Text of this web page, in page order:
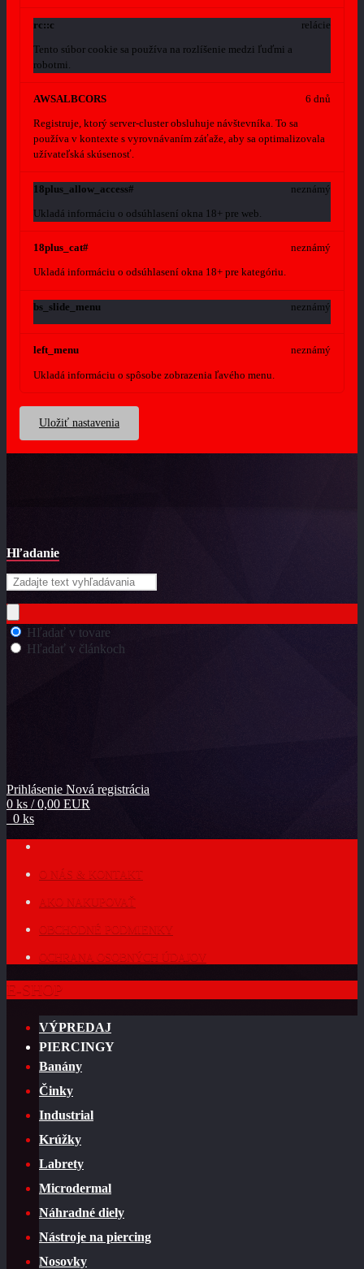
rc::c
Tento súbor cookie sa používa na rozlíšenie medzi ľuďmi a
robotmi.
relácie
AWSALBCORS
Registruje, ktorý server-cluster obsluhuje návštevníka. To sa
používa v kontexte s vyrovnávaním záťaže, aby sa optimalizovala
užívateľská skúsenosť.
6 dnů
18plus_allow_access#
Ukladá informáciu o odsúhlasení okna 18+ pre web.
neznámý
18plus_cat#
Ukladá informáciu o odsúhlasení okna 18+ pre kategóriu.
neznámý
bs_slide_menu neznámý
left_menu
Ukladá informáciu o spôsobe zobrazenia ľavého menu.
neznámý
Uložiť nastavenia
Hľadanie
Hľadať v tovare
Hľadať v článkoch
Prihlásenie Nová registrácia
0 ks / 0,00 EUR
0 ks
O NÁS & KONTAKT
AKO NAKUPOVAŤ
OBCHODNÉ PODMIENKY
OCHRANA OSOBNÝCH ÚDAJOV
E-SHOP
VÝPREDAJ
PIERCINGY
Banány
Činky
Industrial
Krúžky
Labrety
Microdermal
Náhradné diely
Nástroje na piercing
Nosovky